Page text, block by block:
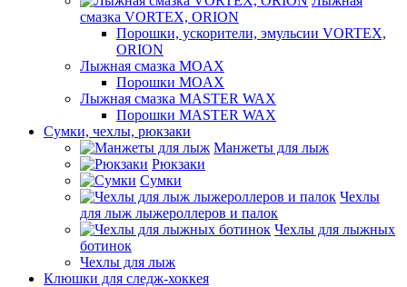
смазка VORTEX, ORION
Порошки, ускорители, эмульсии VORTEX,
ORION
Лыжная смазка MOAX
Порошки MOAX
Лыжная смазка MASTER WAX
Порошки MASTER WAX
Сумки, чехлы, рюкзаки
Манжеты для лыж
Рюкзаки
Сумки
Чехлы
для лыж лыжероллеров и палок
Чехлы для лыжных
ботинок
Чехлы для лыж
Клюшки для следж-хоккея